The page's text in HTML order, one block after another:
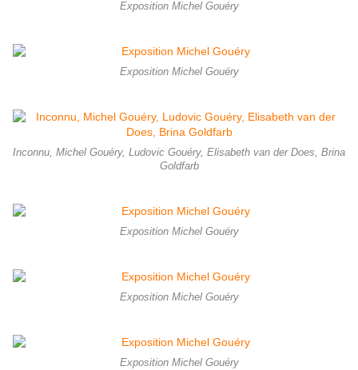
Exposition Michel Gouéry
Exposition Michel Gouéry
Inconnu, Michel Gouéry, Ludovic Gouéry, Elisabeth van der Does, Brina
Goldfarb
Exposition Michel Gouéry
Exposition Michel Gouéry
Exposition Michel Gouéry